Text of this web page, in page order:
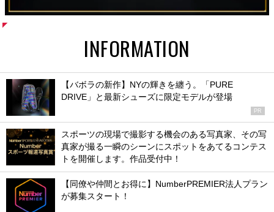
INFORMATION
【バボラの新作】NYの輝きを纏う。「PURE
DRIVE」と最新シューズに限定モデルが登場
PR
スポーツの現場で撮影する機会のある写真家、その写
真家が撮る一瞬のシーンにスポットをあてるコンテス
トを開催します。作品受付中！
【同僚や仲間とお得に】NumberPREMIER法人プラン
が募集スタート！